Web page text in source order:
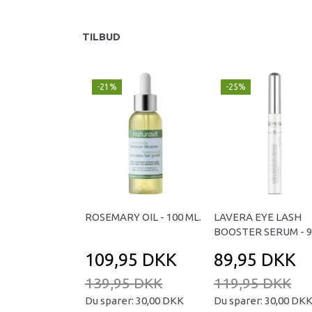
TILBUD
-21%
ROSEMARY OIL - 100 ML.
109,95 DKK
139,95 DKK
Du sparer: 30,00 DKK
-25%
LAVERA EYE LASH
BOOSTER SERUM -
89,95 DKK
119,95 DKK
Du sparer: 30,00 DKK